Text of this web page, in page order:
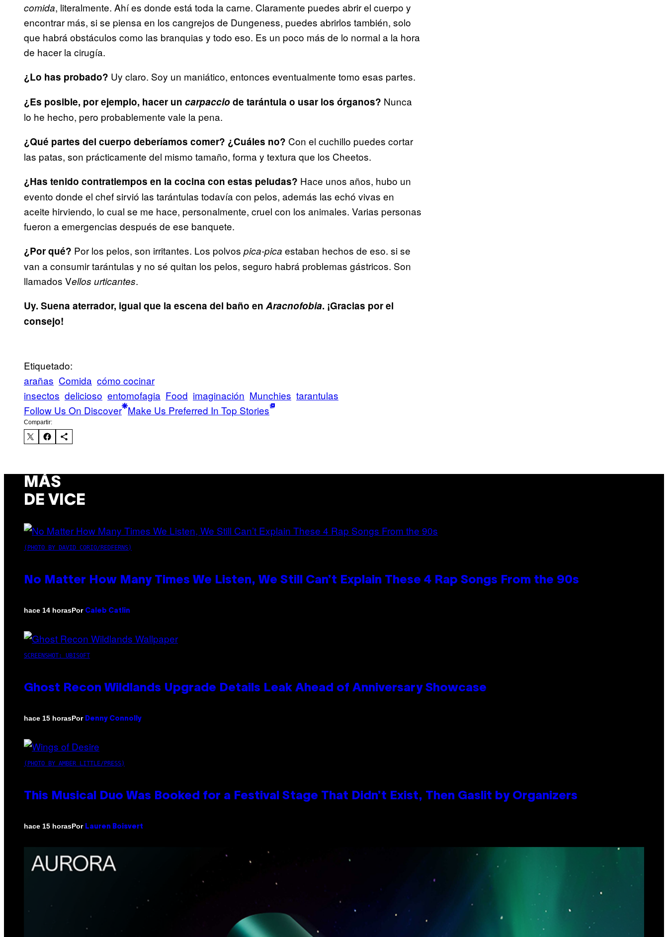
comida, literalmente. Ahí es donde está toda la carne. Claramente puedes abrir el cuerpo y
encontrar más, si se piensa en los cangrejos de Dungeness, puedes abrirlos también, solo
que habrá obstáculos como las branquias y todo eso. Es un poco más de lo normal a la hora
de hacer la cirugía.
¿Lo has probado? Uy claro. Soy un maniático, entonces eventualmente tomo esas partes.
¿Es posible, por ejemplo, hacer un carpacciode tarántula o usar los órganos? Nunca
lo he hecho, pero probablemente vale la pena.
¿Qué partes del cuerpo deberíamos comer? ¿Cuáles no? Con el cuchillo puedes cortar
las patas, son prácticamente del mismo tamaño, forma y textura que los Cheetos.
¿Has tenido contratiempos en la cocina con estas peludas? Hace unos años, hubo un
evento donde el chef sirvió las tarántulas todavía con pelos, además las echó vivas en
aceite hirviendo, lo cual se me hace, personalmente, cruel con los animales. Varias personas
fueron a emergencias después de ese banquete.
¿Por qué? Por los pelos, son irritantes. Los polvos pica-pica estaban hechos de eso. si se
van a consumir tarántulas y no sé quitan los pelos, seguro habrá problemas gástricos. Son
llamados Vellos urticantes.
Uy. Suena aterrador, igual que la escena del baño en Aracnofobia. ¡Gracias por el
consejo!
Etiquetado:
arañas Comida cómo cocinar
insectos delicioso entomofagia Food imaginación Munchies tarantulas
Follow Us On Discover Make Us Preferred In Top Stories
Compartir:
MÁS
DE VICE
(PHOTO BY DAVID CORIO/REDFERNS)
No Matter How Many Times We Listen, We Still Can’t Explain These 4 Rap Songs From the 90s
hace 14 horasPor Caleb Catlin
SCREENSHOT: UBISOFT
Ghost Recon Wildlands Upgrade Details Leak Ahead of Anniversary Showcase
hace 15 horasPor Denny Connolly
(PHOTO BY AMBER LITTLE/PRESS)
This Musical Duo Was Booked for a Festival Stage That Didn’t Exist, Then Gaslit by Organizers
hace 15 horasPor Lauren Boisvert